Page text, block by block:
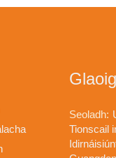
Seoladh:
Tionscail